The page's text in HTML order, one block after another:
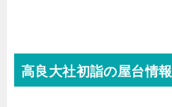
高良大社初詣の屋台情報